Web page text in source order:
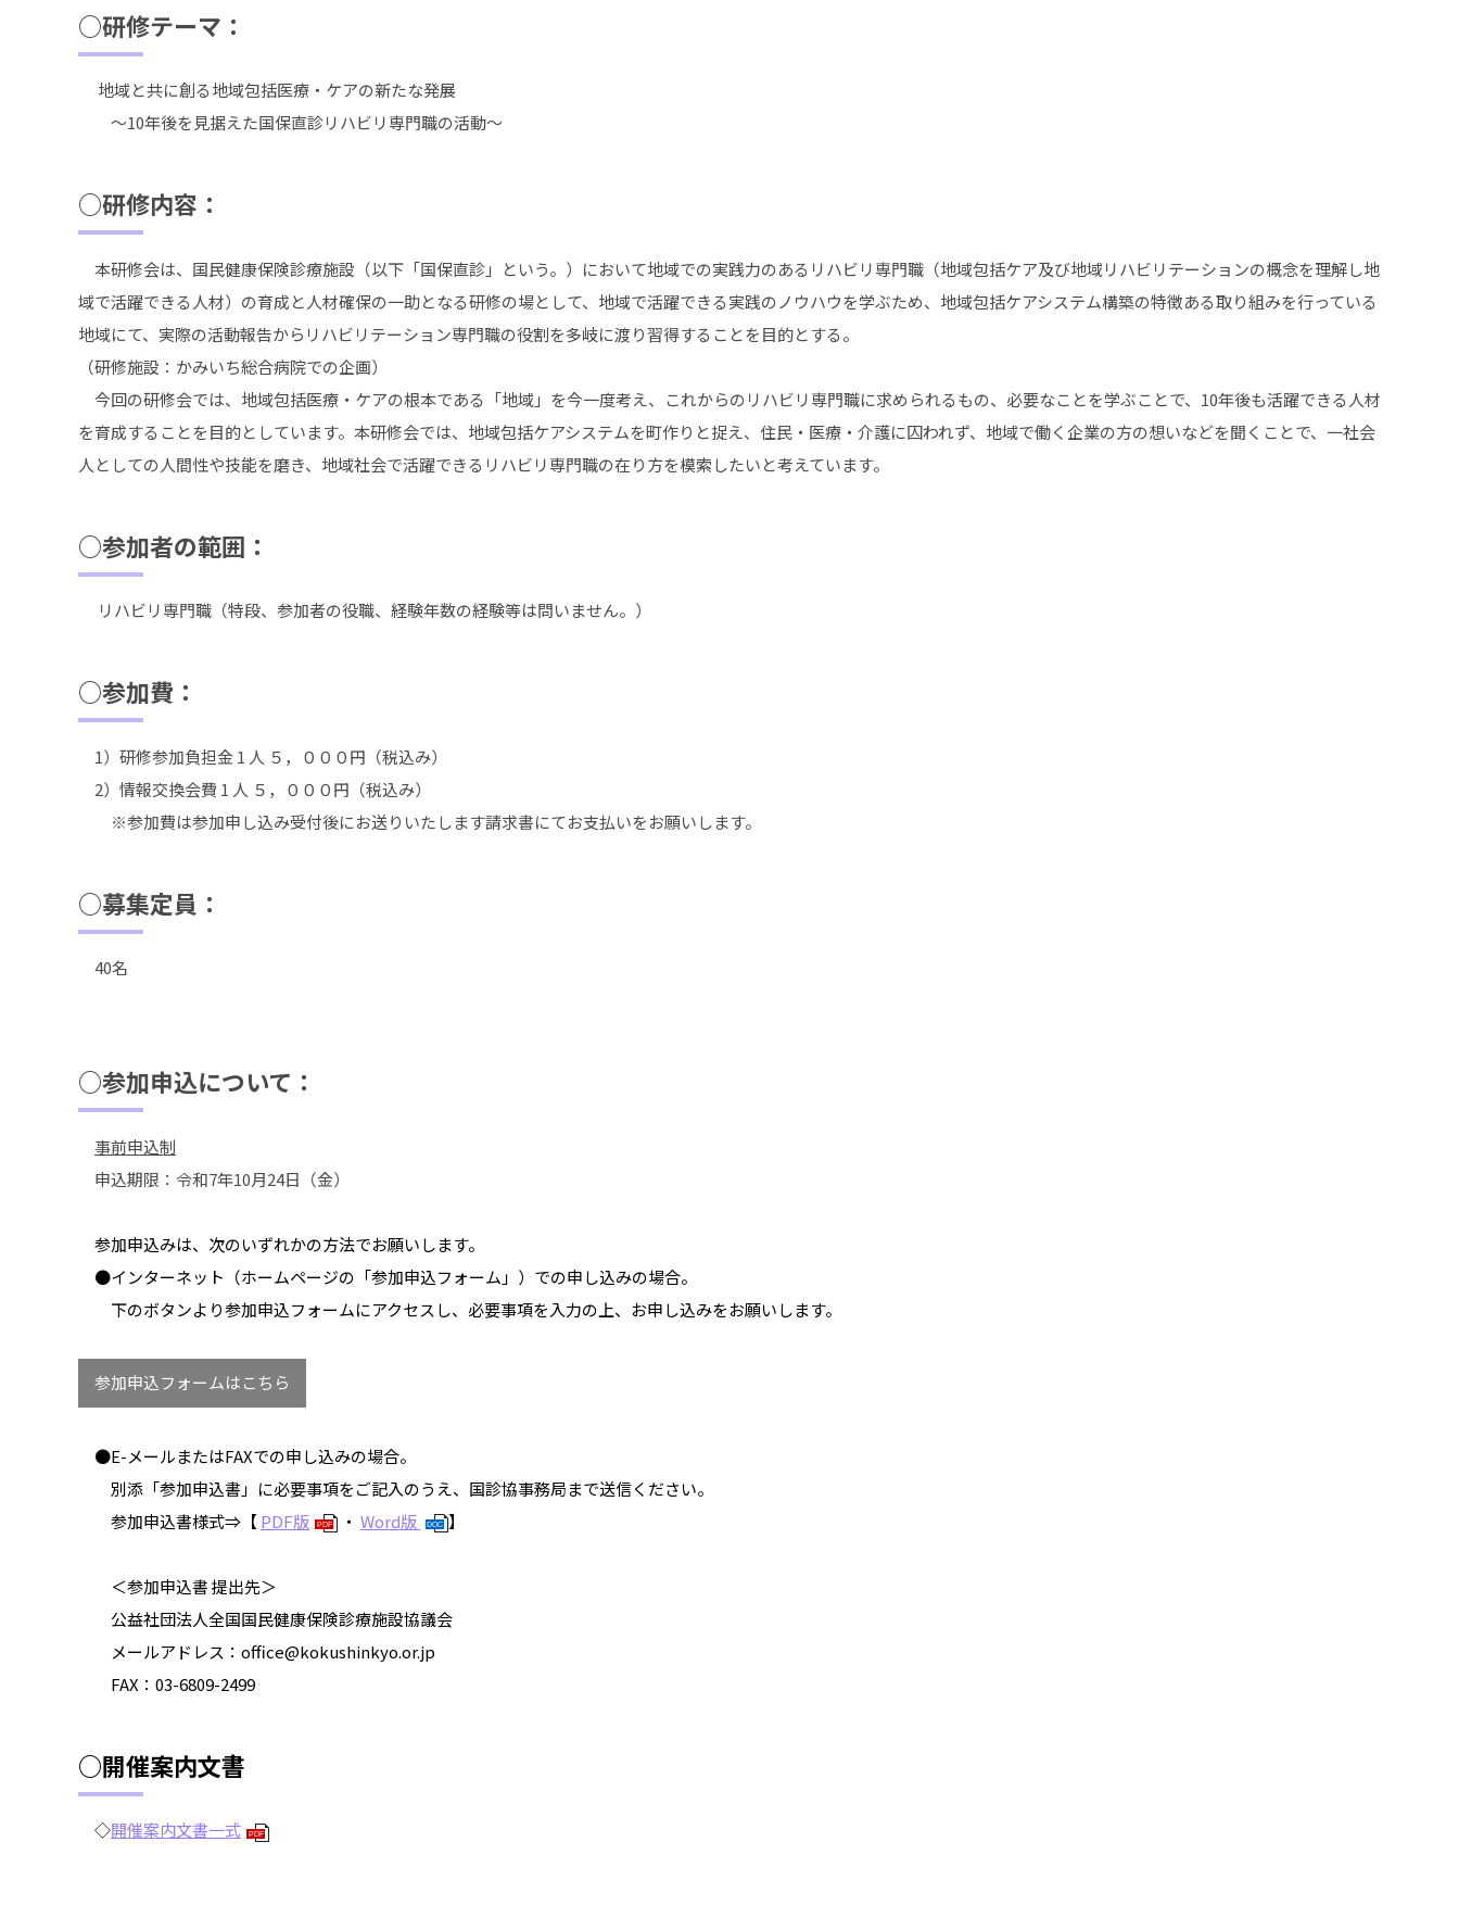
○研修テーマ：
地域と共に創る地域包括医療・ケアの新たな発展
～10年後を見据えた国保直診リハビリ専門職の活動～
○研修内容：
本研修会は、国民健康保険診療施設（以下「国保直診」という。）において地域での実践力のあるリハビリ専門職（地域包括ケア及び地域リハビリテーションの概念を理解し地
域で活躍できる人材）の育成と人材確保の一助となる研修の場として、地域で活躍できる実践のノウハウを学ぶため、地域包括ケアシステム構築の特徴ある取り組みを行っている
地域にて、実際の活動報告からリハビリテーション専門職の役割を多岐に渡り習得することを目的とする。
（研修施設：かみいち総合病院での企画）
今回の研修会では、地域包括医療・ケアの根本である「地域」を今一度考え、これからのリハビリ専門職に求められるもの、必要なことを学ぶことで、10年後も活躍できる人材
を育成することを目的としています。本研修会では、地域包括ケアシステムを町作りと捉え、住民・医療・介護に囚われず、地域で働く企業の方の想いなどを聞くことで、一社会
人としての人間性や技能を磨き、地域社会で活躍できるリハビリ専門職の在り方を模索したいと考えています。
○参加者の範囲：
リハビリ専門職（特段、参加者の役職、経験年数の経験等は問いません。）
○参加費：
1）研修参加負担金 1 人 ５，０００円（税込み）
2）情報交換会費 1 人 ５，０００円（税込み）
※参加費は参加申し込み受付後にお送りいたします請求書にてお支払いをお願いします。
○募集定員：
40名
○参加申込について：
事前申込制
申込期限：令和7年10月24日（金）
参加申込みは、次のいずれかの方法でお願いします。
●インターネット（ホームページの「参加申込フォーム」）での申し込みの場合。
下のボタンより参加申込フォームにアクセスし、必要事項を入力の上、お申し込みをお願いします。
参加申込フォームはこちら
●E-メールまたはFAXでの申し込みの場合。
別添「参加申込書」に必要事項をご記入のうえ、国診協事務局まで送信ください。
参加申込書様式⇒【PDF版 PDF ・ Word版 DOC 】
＜参加申込書 提出先＞
公益社団法人全国国民健康保険診療施設協議会
メールアドレス：office@kokushinkyo.or.jp
FAX：03-6809-2499
○開催案内文書
◇開催案内文書一式 PDF